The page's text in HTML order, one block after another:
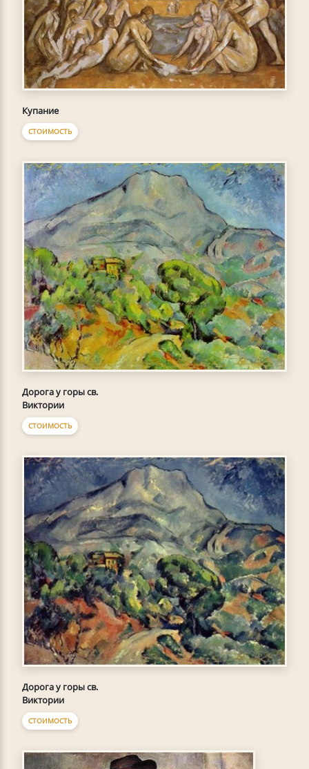
Купание
СТОИМОСТЬ
Дорога у горы св.
Виктории
СТОИМОСТЬ
Дорога у горы св.
Виктории
СТОИМОСТЬ